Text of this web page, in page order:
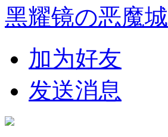
黑耀镜の恶魔城
加为好友
发送消息